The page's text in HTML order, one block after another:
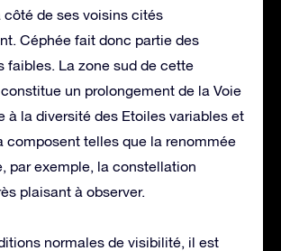
côté de ses voisins cités
Céphée fait donc partie des
faibles. La zone sud de cette
un prolongement de la Voie
à la diversité des Etoiles variables et
composent telles que la renommée
par exemple, la constellation
plaisant à observer.
normales de visibilité, il est